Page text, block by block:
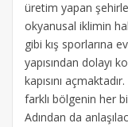
üretim yapan
okyanusal iklimin
gibi kış sporlarına
yapısından dolayı
kapısını
farklı bölgenin her
Adından da